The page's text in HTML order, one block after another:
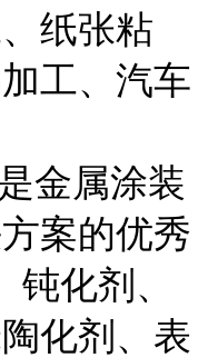
纸张粘
工、汽车
金属涂装
案的优秀
化剂、
化剂、表